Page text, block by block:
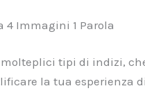
4 Immagini 1 Parola
tipi di indizi,
la tua esperienza